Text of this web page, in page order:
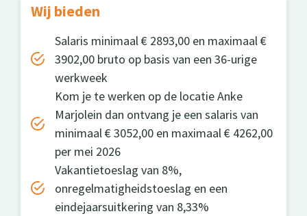
Wij bieden
Salaris minimaal € 2893,00 en maximaal €
3902,00 bruto op basis van een 36-urige
werkweek
Kom je te werken op de locatie Anke
Marjolein dan ontvang je een salaris van
minimaal € 3052,00 en maximaal € 4262,00
per mei 2026
Vakantietoeslag van 8%,
onregelmatigheidstoeslag en een
eindejaarsuitkering van 8,33%